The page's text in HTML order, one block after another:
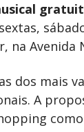
na Avenida
dos mais
A